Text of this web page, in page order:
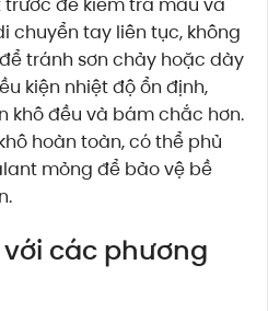
chuyển tay liên tục, không
tránh sơn chảy hoặc dày
kiện nhiệt độ ổn định,
khô đều và bám chắc hơn.
hoàn toàn, có thể phủ
mỏng để bảo vệ bề
các phương